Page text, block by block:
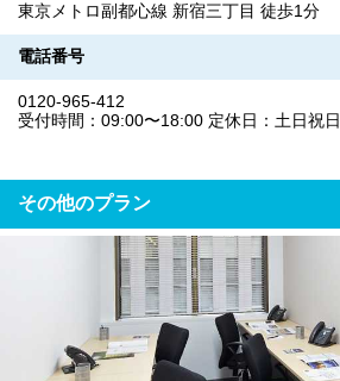
東京メトロ副都心線 新宿三丁目 徒歩1分
電話番号
0120-965-412
受付時間：09:00〜18:00 定休日：土日祝日
その他のプラン